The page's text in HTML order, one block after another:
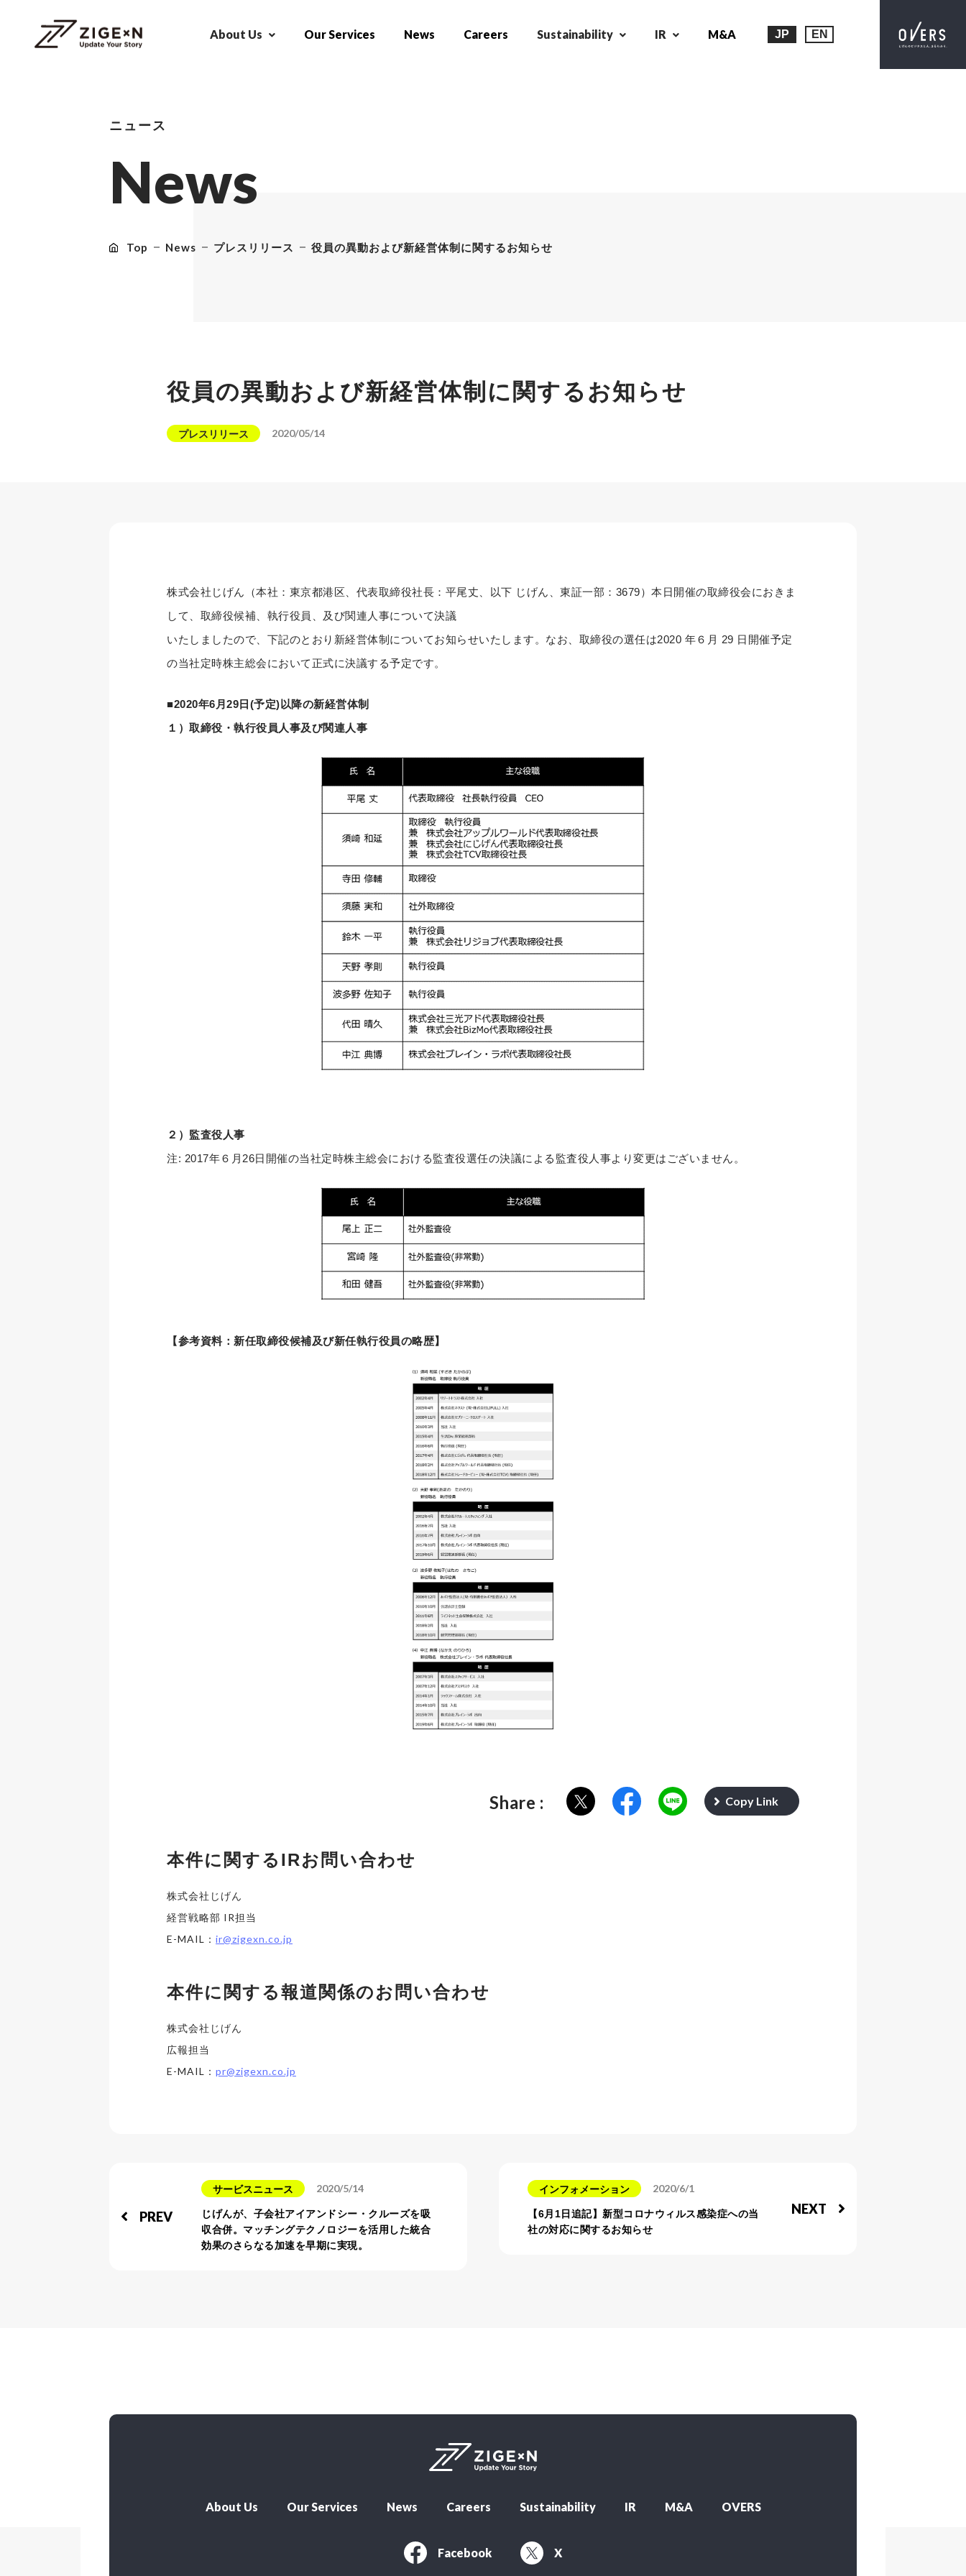
About Us Our Services News Careers Sustainability IR M&A JP EN
ニュース
News
Top News プレスリリース 役員の異動および新経営体制に関するお知らせ
役員の異動および新経営体制に関するお知らせ
プレスリリース 2020/05/14
株式会社じげん（本社：東京都港区、代表取締役社長：平尾丈、以下 じげん、東証一部：3679）本日開催の取締役会におきま
して、取締役候補、執行役員、及び関連人事について決議
いたしましたので、下記のとおり新経営体制についてお知らせいたします。なお、取締役の選任は2020 年６月 29 日開催予定
の当社定時株主総会において正式に決議する予定です。
■2020年6月29日(予定)以降の新経営体制
１）取締役・執行役員人事及び関連人事
２）監査役人事
注: 2017年６月26日開催の当社定時株主総会における監査役選任の決議による監査役人事より変更はございません。
【参考資料：新任取締役候補及び新任執行役員の略歴】
Share : Copy Link
本件に関するIRお問い合わせ
株式会社じげん
経営戦略部 IR担当
E-MAIL： ir@zigexn.co.jp
本件に関する報道関係のお問い合わせ
株式会社じげん
広報担当
E-MAIL： pr@zigexn.co.jp
PREV
サービスニュース 2020/5/14
じげんが、子会社アイアンドシー・クルーズを吸
収合併。マッチングテクノロジーを活用した統合
効果のさらなる加速を早期に実現。
NEXT
インフォメーション 2020/6/1
【6月1日追記】新型コロナウィルス感染症への当
社の対応に関するお知らせ
About Us Our Services News Careers Sustainability IR M&A OVERS
Facebook X